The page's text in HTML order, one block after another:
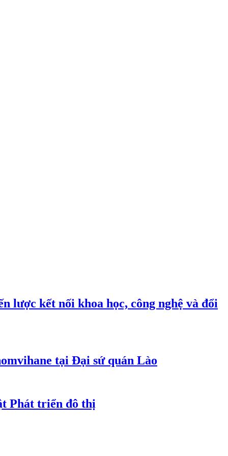
lược kết nối khoa học, công nghệ và đổi
tại Đại sứ quán Lào
Phát triển đô thị